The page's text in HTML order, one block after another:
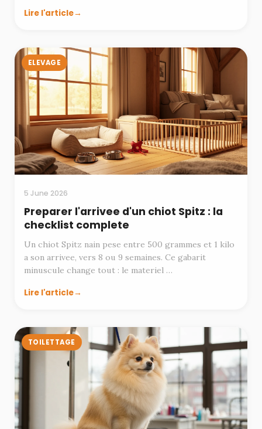
Lire l'article
ELEVAGE
5 June 2026
Preparer l'arrivee d'un chiot Spitz : la
checklist complete
Un chiot Spitz nain pese entre 500 grammes et 1 kilo
a son arrivee, vers 8 ou 9 semaines. Ce gabarit
minuscule change tout : le materiel …
Lire l'article
TOILETTAGE